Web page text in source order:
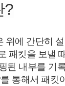
?
위에 간단히
패킷을 보낼
된 내부를 기
통해서 패킷